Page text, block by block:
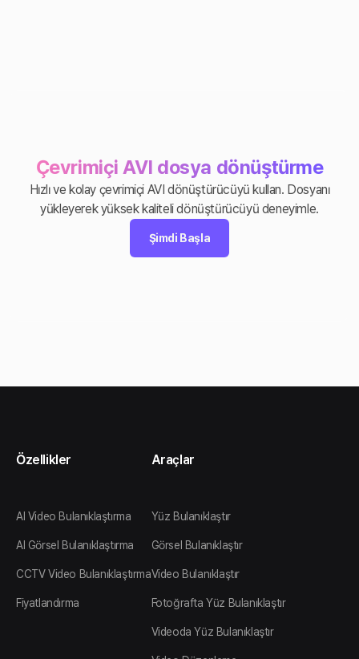
Çevrimiçi AVI dosya dönüştürme
Hızlı ve kolay çevrimiçi AVI dönüştürücüyü kullan. Dosyanı
yükleyerek yüksek kaliteli dönüştürücüyü deneyimle.
Şimdi Başla
Özellikler
AI Video Bulanıklaştırma
AI Görsel Bulanıklaştırma
CCTV Video Bulanıklaştırma
Fiyatlandırma
Araçlar
Yüz Bulanıklaştır
Görsel Bulanıklaştır
Video Bulanıklaştır
Fotoğrafta Yüz Bulanıklaştır
Videoda Yüz Bulanıklaştır